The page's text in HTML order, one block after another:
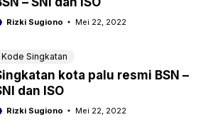
Rizki Sugiono Mei 22, 2022
Kode Singkatan
kota palu resmi BSN –
dan ISO
Rizki Sugiono Mei 22, 2022